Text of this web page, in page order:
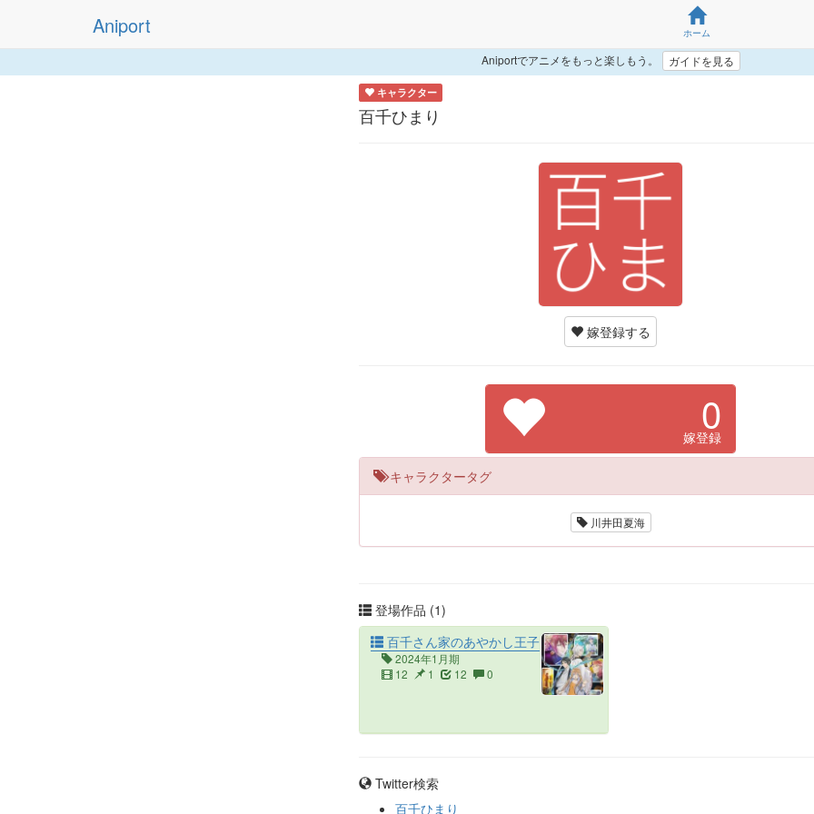
Aniport ホーム
Aniportでアニメをもっと楽しもう。 ガイドを見る
キャラクター
百千ひまり
嫁登録する
0
嫁登録
キャラクタータグ
川井田夏海
登場作品 (1)
百千さん家のあやかし王子
2024年1月期
12
1 12 0
Twitter検索
百千ひまり